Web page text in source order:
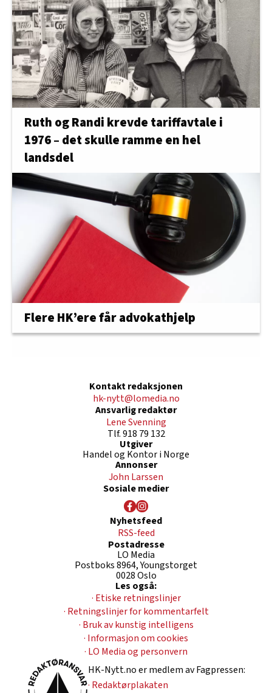
Ruth og Randi krevde tariffavtale i
1976 – det skulle ramme en hel
landsdel
Flere HK’ere får advokathjelp
Kontakt redaksjonen
hk-nytt@lomedia.no
Ansvarlig redaktør
Lene Svenning
Tlf. 918 79 132
Utgiver
Handel og Kontor i Norge
Annonser
John Larssen
Sosiale medier
Nyhetsfeed
RSS-feed
Postadresse
LO Media
Postboks 8964, Youngstorget
0028 Oslo
Les også:
· Etiske retningslinjer
· Retningslinjer for kommentarfelt
· Bruk av kunstig intelligens
· Informasjon om cookies
· LO Media og personvern
HK-Nytt.no er medlem av Fagpressen:
· Redaktørplakaten